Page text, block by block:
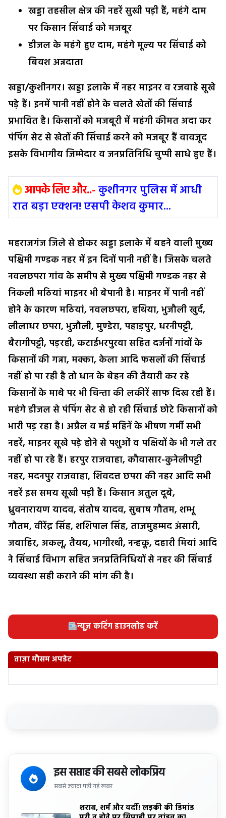
खड्डा तहसील क्षेत्र की नहरें सुखी पड़ी हैं, महंगे दाम
पर किसान सिंचाई को मजबूर
डीजल के महंगे हुए दाम, महंगे मूल्य पर सिंचाई को
बिवश अन्नदाता
खड्डा/कुशीनगर। खड्डा इलाके में नहर माइनर व रजवाहे सूखे
पड़े हैं। इनमें पानी नहीं होने के चलते खेतों की सिंचाई
प्रभावित है। किसानों को मजबूरी में महंगी कीमत अदा कर
पंपिंग सेट से खेतों की सिंचाई करने को मजबूर हैं वावजूद
इसके विभागीय जिम्मेदार व जनप्रतिनिधि चुप्पी साधे हुए हैं।
आपके लिए और..-कुशीनगर पुलिस में आधी
रात बड़ा एक्शन! एसपी केशव कुमार...
महराजगंज जिले से होकर खड्डा इलाके में बहने वाली मुख्य
पश्चिमी गण्डक नहर में इन दिनों पानी नहीं है। जिसके चलते
नवलछपरा गांव के समीप से मुख्य पश्चिमी गण्डक नहर से
निकली मठियां माइनर भी बेपानी है। माइनर में पानी नहीं
होने के कारण मठियां, नवलछपरा, हथिया, भुजौली खुर्द,
लीलाधर छपरा, भुजौली, मुण्डेरा, पहाड़पुर, धरनीपट्टी,
बैरागीपट्टी, पड़रही, कटाईभरपुरवा सहित दर्जनों गांवों के
किसानों की गन्ना, मक्का, केला आदि फसलों की सिंचाई
नहीं हो पा रही है तो धान के बेहन की तैयारी कर रहे
किसानों के माथे पर भी चिन्ता की लकीरें साफ दिख रही हैं।
महंगे डीजल से पंपिंग सेट से हो रही सिंचाई छोटे किसानों को
भारी पड़ रहा है। अप्रैल व मई महिनें के भीषण गर्मी सभी
नहरें, माइनर सूखे पड़े होने से पशुओं व पक्षियों के भी गले तर
नहीं हो पा रहे हैं। हरपुर राजवाहा, कौवासार-कुनेलीपट्टी
नहर, मदनपुर राजवाहा, शिवदत्त छपरा की नहर आदि सभी
नहरें इस समय सूखी पड़ी हैं। किसान अतुल दूबे,
ध्रुवनारायण यादव, संतोष यादव, सुबाष गौतम, शम्भू
गौतम, वीरेंद्र सिंह, शशिपाल सिंह, ताजमुहम्मद अंसारी,
जवाहिर, अकलू, तैयब, भागीरथी, नन्हकू, दहारी मियां आदि
ने सिंचाई विभाग सहित जनप्रतिनिधियों से नहर की सिंचाई
व्यवस्था सही कराने की मांग की है।
न्यूज़ कटिंग डाउनलोड करें
ताज़ा मौसम अपडेट
इस सप्ताह की सबसे लोकप्रिय
सबसे ज्यादा पढ़ी गई खबर
शराब, शर्म और वर्दी! लड़की की डिमांड